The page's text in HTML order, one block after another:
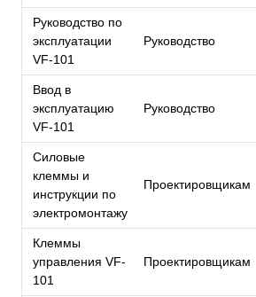
Руководство по
эксплуатации
VF-101
Руководство
Ввод в
эксплуатацию
VF-101
Руководство
Силовые
клеммы и
инструкции по
электромонтажу
Проектировщикам
Клеммы
управления VF-
101
Проектировщикам